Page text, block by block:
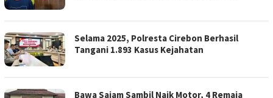
Selama 2025, Polresta Cirebon Berhasil
Tangani 1.893 Kasus Kejahatan
Bawa Sajam Sambil Naik Motor, 4 Remaja